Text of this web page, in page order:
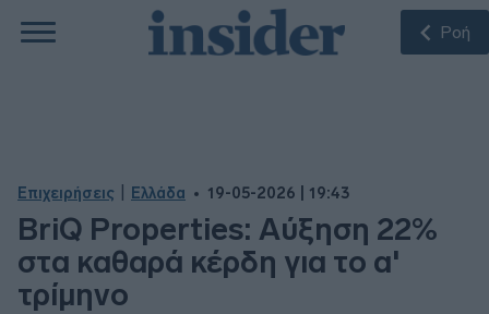
Ροή
Επιχειρήσεις Ελλάδα 19-05-2026 | 19:43
BriQ Properties: Αύξηση 22%
στα καθαρά κέρδη για το α'
τρίμηνο